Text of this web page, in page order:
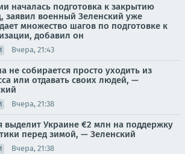
началась подготовка к закрытию
заявил военный Зеленский уже
множество шагов по подготовке к
добавил он
Вчера, 21:43
не собирается просто уходить из
или отдавать своих людей, —
Вчера, 21:38
выделит Украине €2 млн на поддержку
перед зимой, — Зеленский
Вчера, 21:38